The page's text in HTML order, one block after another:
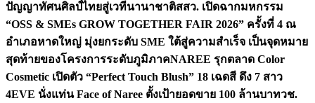
ปัญญาทัศนศิลป์ไทยสู่เวทีนานาชาติสสว. เปิดฉากมหกรรม
“OSS & SMEs GROW TOGETHER FAIR 2026” ครั้งที่ 4 ณ
อำเภอหาดใหญ่ มุ่งยกระดับ SME ใต้สู่ความสำเร็จ เป็นจุดหมาย
สุดท้ายของโครงการระดับภูมิภาคNAREE รุกตลาด Color
Cosmetic เปิดตัว “Perfect Touch Blush” 18 เฉดสี ดึง 7 สาว
4EVE นั่งแท่น Face of Naree ตั้งเป้ายอดขาย 100 ล้านบาทวช.